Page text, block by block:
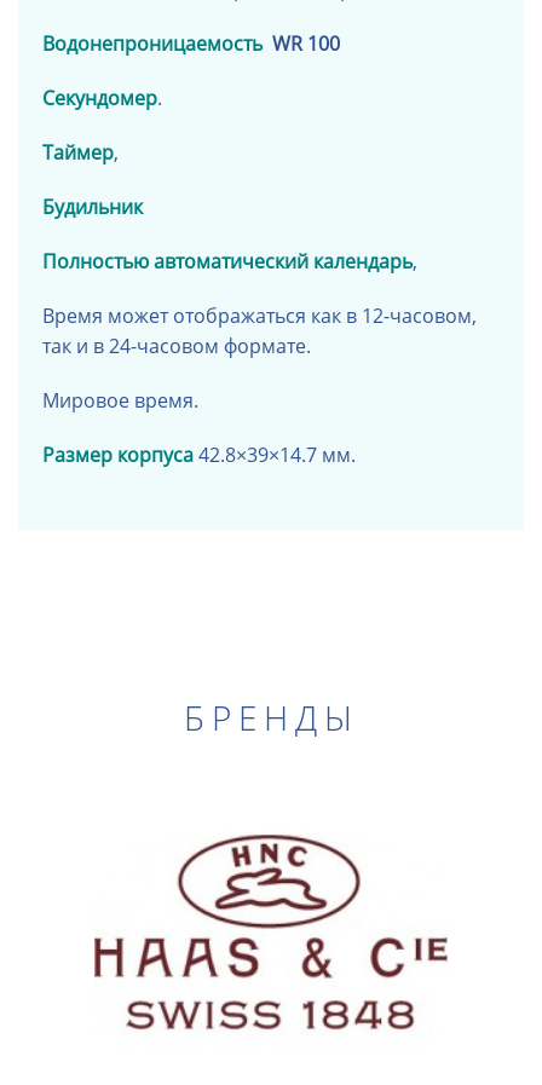
Водонепроницаемость WR 100
Секундомер.
Таймер,
Будильник
Полностью автоматический календарь,
Время может отображаться как в 12-часовом,
так и в 24-часовом формате.
Мировое время.
Размер корпуса42.8×39×14.7 мм.
БРЕНДЫ